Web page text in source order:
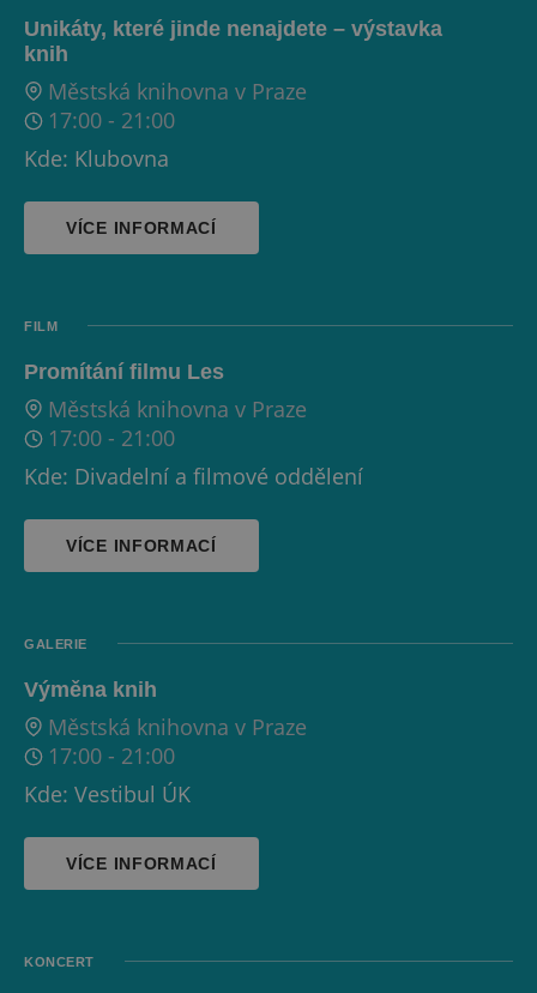
Unikáty, které jinde nenajdete – výstavka
knih
Městská knihovna v Praze
17:00 - 21:00
Kde: Klubovna
VÍCE INFORMACÍ
FILM
Promítání filmu Les
Městská knihovna v Praze
17:00 - 21:00
Kde: Divadelní a filmové oddělení
VÍCE INFORMACÍ
GALERIE
Výměna knih
Městská knihovna v Praze
17:00 - 21:00
Kde: Vestibul ÚK
VÍCE INFORMACÍ
KONCERT